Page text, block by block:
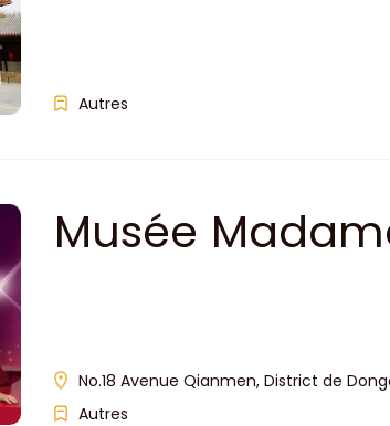
Autres
Musée
No.18 Avenue Qianmen, District de
Autres